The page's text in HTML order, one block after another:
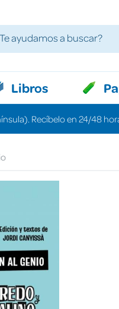
Libros
Recíbelo en 24/48